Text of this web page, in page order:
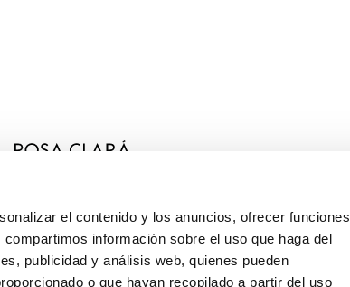
el contenido y los anuncios, ofrecer funciones
información sobre el uso que haga del
publicidad y análisis web, quienes pueden
o que hayan recopilado a partir del uso
CATÉGORIES
BESOIN D'AIDE ?